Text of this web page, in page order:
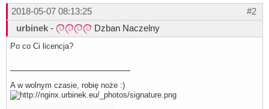
#2
2018-05-07 08:13:25
urbinek - Dzban Naczelny
Po co Ci licencja?
A w wolnym czasie, robię noże :)